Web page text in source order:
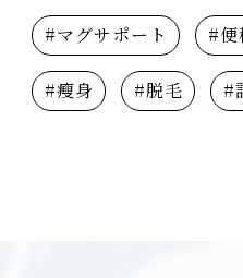
#マグサポート #便
#瘦身 #脱毛 #